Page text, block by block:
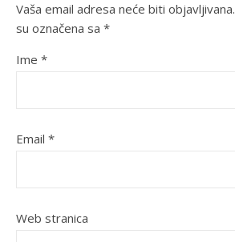
Vaša email adresa neće biti objavljivana.
su označena sa *
Ime *
Email *
Web stranica